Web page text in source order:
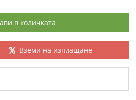
в количката
Вземи на изплащане